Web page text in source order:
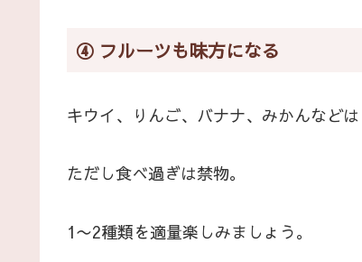
④ フルーツも味方になる
キウイ、りんご、バナナ、みかんなど
ただし食べ過ぎは禁物。
1〜2種類を適量楽しみましょう。